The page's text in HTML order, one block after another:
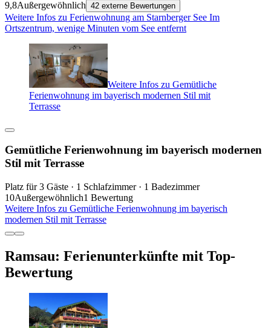
9,8Außergewöhnlich 42 externe Bewertungen
Weitere Infos zu Ferienwohnung am Starnberger See Im
Ortszentrum, wenige Minuten vom See entfernt
Weitere Infos zu Gemütliche
Ferienwohnung im bayerisch modernen Stil mit
Terrasse
Gemütliche Ferienwohnung im bayerisch modernen
Stil mit Terrasse
Platz für 3 Gäste · 1 Schlafzimmer · 1 Badezimmer
10Außergewöhnlich1 Bewertung
Weitere Infos zu Gemütliche Ferienwohnung im bayerisch
modernen Stil mit Terrasse
Ramsau: Ferienunterkünfte mit Top-
Bewertung